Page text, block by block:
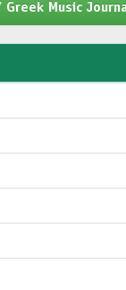
Greek Music